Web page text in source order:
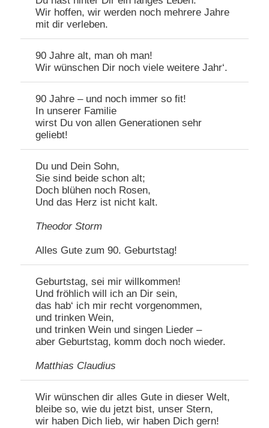
Wir hoffen, wir werden noch mehrere Jahre
mit dir verleben.
90 Jahre alt, man oh man!
Wir wünschen Dir noch viele weitere Jahr‘.
90 Jahre – und noch immer so fit!
In unserer Familie
wirst Du von allen Generationen sehr
geliebt!
Du und Dein Sohn,
Sie sind beide schon alt;
Doch blühen noch Rosen,
Und das Herz ist nicht kalt.
Theodor Storm
Alles Gute zum 90. Geburtstag!
Geburtstag, sei mir willkommen!
Und fröhlich will ich an Dir sein,
das hab‘ ich mir recht vorgenommen,
und trinken Wein,
und trinken Wein und singen Lieder –
aber Geburtstag, komm doch noch wieder.
Matthias Claudius
Wir wünschen dir alles Gute in dieser Welt,
bleibe so, wie du jetzt bist, unser Stern,
wir haben Dich lieb, wir haben Dich gern!